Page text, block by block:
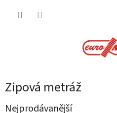
Zipová metráž
Nejprodávanější